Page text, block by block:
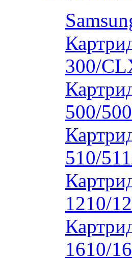
300/
500/
510/
1210/
1610/